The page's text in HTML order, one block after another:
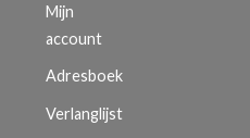
Mijn
account
Adresboek
Verlanglijst